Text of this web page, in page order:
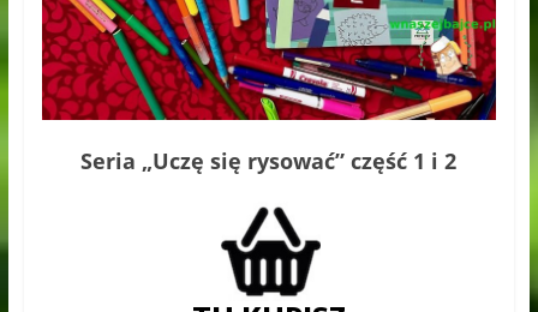
Seria „Uczę się rysować” część 1 i 2